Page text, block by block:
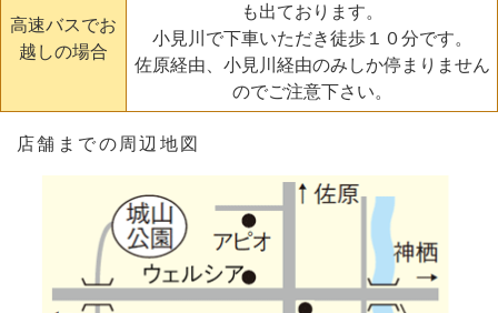
高速バスでお
越しの場合
も出ております。
小見川で下車いただき徒歩１０分です。
佐原経由、小見川経由のみしか停まりません
のでご注意下さい。
店舗までの周辺地図